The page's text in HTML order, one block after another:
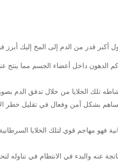
قدر من الدم إلى المخ إليك أبرز
الدهون داخل أعضاء الجسم مما
تلك الخلايا من خلال تدفق الدم
يساهم بشكل آمن وفعال في تقليل
فهو مهاجم قوي لتلك الخلايا
عنه والبدء في الانتظام في تناوله